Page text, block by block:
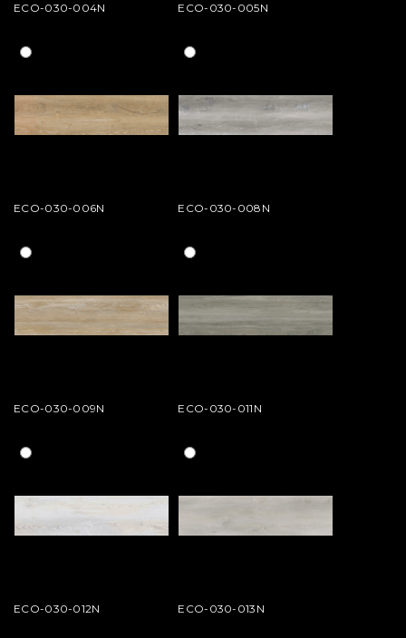
ECO-030-004N ECO-030-005N
ECO-030-006N ECO-030-008N
ECO-030-009N ECO-030-011N
ECO-030-012N ECO-030-013N